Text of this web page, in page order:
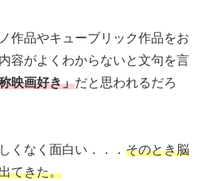
作品やキューブリック作品をお
容がよくわからないと文句を言
映画好き」だと思われるだろ
くなく面白い．．． そのとき脳
てきた。